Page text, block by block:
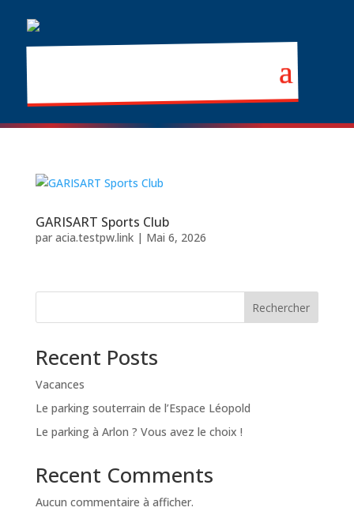
GARISART Sports Club
par acia.testpw.link| Mai 6, 2026
Rechercher
Recent Posts
Vacances
Le parking souterrain de l’Espace Léopold
Le parking à Arlon ? Vous avez le choix !
Recent Comments
Aucun commentaire à afficher.